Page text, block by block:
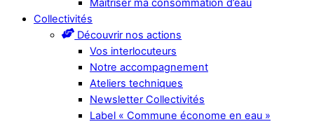
Collectivités
Découvrir nos actions
Vos interlocuteurs
Notre accompagnement
Ateliers techniques
Newsletter Collectivités
Label « Commune économe en eau »